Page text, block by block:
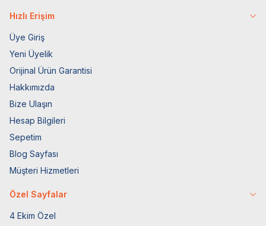
Hızlı Erişim
Üye Giriş
Yeni Üyelik
Orijinal Ürün Garantisi
Hakkımızda
Bize Ulaşın
Hesap Bilgileri
Sepetim
Blog Sayfası
Müşteri Hizmetleri
Özel Sayfalar
4 Ekim Özel